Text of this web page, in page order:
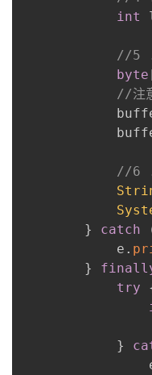
int
//5 .
byte
//注
//6 .
}
catch
            e
.
}
try
}